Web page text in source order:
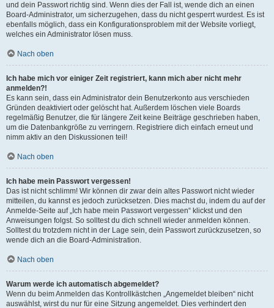
und dein Passwort richtig sind. Wenn dies der Fall ist, wende dich an einen
Board-Administrator, um sicherzugehen, dass du nicht gesperrt wurdest. Es ist
ebenfalls möglich, dass ein Konfigurationsproblem mit der Website vorliegt,
welches ein Administrator lösen muss.
Nach oben
Ich habe mich vor einiger Zeit registriert, kann mich aber nicht mehr
anmelden?!
Es kann sein, dass ein Administrator dein Benutzerkonto aus verschieden
Gründen deaktiviert oder gelöscht hat. Außerdem löschen viele Boards
regelmäßig Benutzer, die für längere Zeit keine Beiträge geschrieben haben,
um die Datenbankgröße zu verringern. Registriere dich einfach erneut und
nimm aktiv an den Diskussionen teil!
Nach oben
Ich habe mein Passwort vergessen!
Das ist nicht schlimm! Wir können dir zwar dein altes Passwort nicht wieder
mitteilen, du kannst es jedoch zurücksetzen. Dies machst du, indem du auf der
Anmelde-Seite auf „Ich habe mein Passwort vergessen“ klickst und den
Anweisungen folgst. So solltest du dich schnell wieder anmelden können.
Solltest du trotzdem nicht in der Lage sein, dein Passwort zurückzusetzen, so
wende dich an die Board-Administration.
Nach oben
Warum werde ich automatisch abgemeldet?
Wenn du beim Anmelden das Kontrollkästchen „Angemeldet bleiben“ nicht
auswählst, wirst du nur für eine Sitzung angemeldet. Dies verhindert den